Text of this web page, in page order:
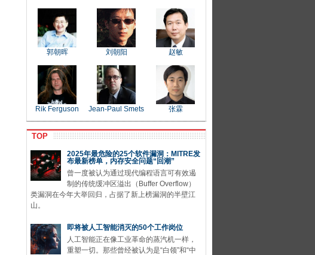
郭朝晖 刘朝阳 赵敏
Rik Ferguson Jean-Paul Smets 张霖
TOP
2025年最危险的25个软件漏洞：MITRE发
布最新榜单，内存安全问题“回潮”
曾一度被认为通过现代编程语言可有效遏
制的传统缓冲区溢出（Buffer Overflow）
类漏洞在今年大举回归，占据了新上榜漏洞的半壁江
山。
即将被人工智能消灭的50个工作岗位
人工智能正在像工业革命的蒸汽机一样，
重塑一切。那些曾经被认为是“白领”和“中